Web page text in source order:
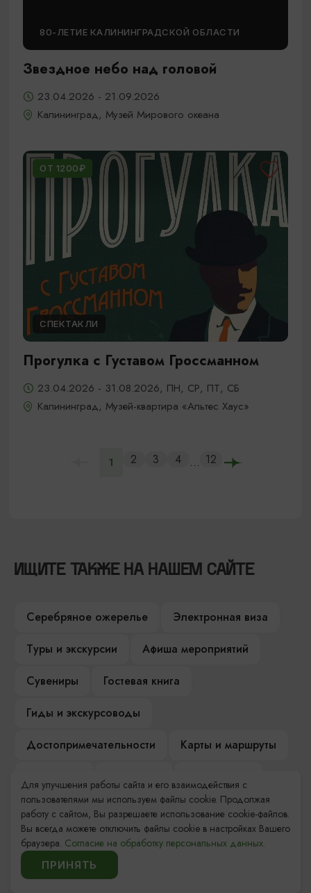
80-ЛЕТИЕ КАЛИНИНГРАДСКОЙ ОБЛАСТИ
Звездное небо над головой
23.04.2026 - 21.09.2026
Калининград, Музей Мирового океана
ОТ 1200₽
СПЕКТАКЛИ
Прогулка с Густавом Гроссманном
23.04.2026 - 31.08.2026, ПН, СР, ПТ, СБ
Калининград, Музей-квартира «Альтес Хаус»
1 2 3 4 ... 12
ИЩИТЕ ТАКЖЕ НА НАШЕМ САЙТЕ
Серебряное ожерелье
Электронная виза
Туры и экскурсии
Афиша мероприятий
Сувениры
Гостевая книга
Гиды и экскурсоводы
Достопримечательности
Карты и маршруты
Компас Балтийской кухни
Настоящий Калининградец
Музеи
Для улучшения работы сайта и его взаимодействия с
пользователями мы используем файлы cookie. Продолжая
работу с сайтом, Вы разрешаете использование cookie-файлов.
Вы всегда можете отключить файлы cookie в настройках Вашего
браузера. Согласие на обработку персональных данных.
ПРИНЯТЬ